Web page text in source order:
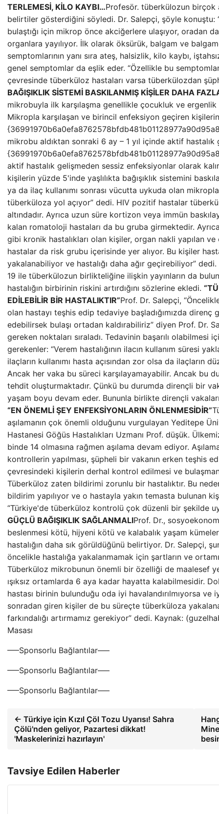
TERLEMESİ, KİLO KAYBI…Profesör. tüberkülozun birçok
belirtiler gösterdiğini söyledi. Dr. Salepçi, şöyle konuştu:
bulaştığı için mikrop önce akciğerlere ulaşıyor, oradan
organlara yayılıyor. İlk olarak öksürük, balgam ve
semptomlarının yanı sıra ateş, halsizlik, kilo kaybı,
genel semptomlar da eşlik eder. “Özellikle bu
çevresinde tüberküloz hastaları varsa tüberkülozdan
BAĞIŞIKLIK SİSTEMİ BASKILANMIŞ KİŞİLER DAHA
mikrobuyla ilk karşılaşma genellikle çocukluk ve
Mikropla karşılaşan ve birincil enfeksiyon geçiren
mikrobu aldıktan sonraki 6 ay – 1 yıl içinde aktif hastalık
aktif hastalık gelişmeden sessiz enfeksiyonlar olarak
kişilerin yüzde 5'inde yaşlılıkta bağışıklık sistemini
ya da ilaç kullanımı sonrası vücutta uykuda olan
tüberküloza yol açıyor” dedi. HIV pozitif hastalar
altındadır. Ayrıca uzun süre kortizon veya immün
kalan romatoloji hastaları da bu gruba girmektedir.
gibi kronik hastalıkları olan kişiler, organ nakli yapılan ve
hastalar da risk grubu içerisinde yer alıyor. Bu kişiler
yakalanabiliyor ve hastalığı daha ağır geçirebiliyor”
19 ile tüberkülozun birlikteliğine ilişkin yayınların da
hastalığın birbirinin riskini artırdığını sözlerine ekledi.
EDİLEBİLİR BİR HASTALIKTIR”Prof. Dr. Salepçi,
olan hastayı teşhis edip tedaviye başladığımızda direnç
edebilirsek bulaşı ortadan kaldırabiliriz” diyen Prof. Dr.
gereken noktaları sıraladı. Tedavinin başarılı olabilmesi
gerekenler: “Verem hastalığının ilacın kullanım süresi
ilaçların kullanımı hasta açısından zor olsa da ilaçların
Ancak her vaka bu süreci karşılayamayabilir. Ancak bu
tehdit oluşturmaktadır. Çünkü bu durumda dirençli bir
yaşam boyu devam eder. Bununla birlikte dirençli
“EN ÖNEMLİ ŞEY ENFEKSİYONLARIN ÖNLENMESİDİR”
aşılamanın çok önemli olduğunu vurgulayan Yeditepe
Hastanesi Göğüs Hastalıkları Uzmanı Prof. düşük.
binde 14 olmasına rağmen aşılama devam ediyor.
kontrollerin yapılması, şüpheli bir vakanın erken teşhis
çevresindeki kişilerin derhal kontrol edilmesi ve
Tüberküloz zaten bildirimi zorunlu bir hastalıktır. Bu
bildirim yapılıyor ve o hastayla yakın temasta bulunan
“Türkiye'de tüberküloz kontrolü çok düzenli bir şekilde
GÜÇLÜ BAĞIŞIKLIK SAĞLANMALIProf. Dr.,
beslenmesi kötü, hijyeni kötü ve kalabalık yaşam
hastalığın daha sık görüldüğünü belirtiyor. Dr. Salepçi,
öncelikle hastalığa yakalanmamak için şartların ve
Tüberküloz mikrobunun önemli bir özelliği de maalesef
ışıksız ortamlarda 6 aya kadar hayatta kalabilmesidir.
hastası birinin bulunduğu oda iyi havalandırılmıyorsa ve
sonradan giren kişiler de bu süreçte tüberküloza
farkındalığı artırmamız gerekiyor” dedi. Kaynak:
Masası
—–Sponsorlu Bağlantılar—–
—–Sponsorlu Bağlantılar—–
—–Sponsorlu Bağlantılar—–
← Türkiye için Kızıl Çöl Tozu Uyarısı! Sahra
Çölü'nden geliyor, Pazartesi dikkat!
'Maskelerinizi hazırlayın'
Tavsiye Edilen Haberler